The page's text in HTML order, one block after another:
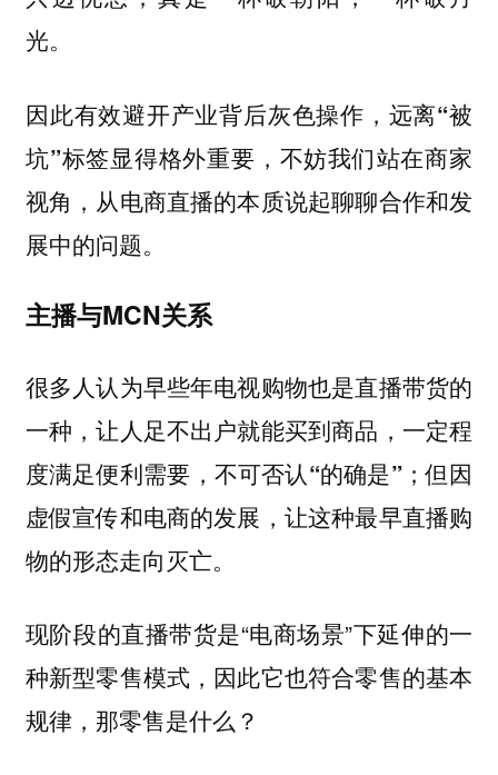
光。
因此有效避开产业背后灰色操作， 远离“被
坑”标签显得格外重要 ，不妨我们站在商家
视角，从电商直播的本质说起聊聊合作和发
展中的问题。
主播与MCN关系
很多人认为早些年电视购物也是直播带货的
一种，让人足不出户就能买到商品，一定程
度满足便利需要， 不可否认“的确是”；但因
虚假宣传和电商的发展，让这种最早直播购
物的形态走向灭亡。
现阶段的直播带货是“电商场景”下延伸的一
种新型零售模式，因此它也符合零售的基本
规律，那零售是什么？